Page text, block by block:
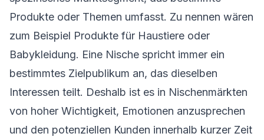
Produkte oder Themen umfasst. Zu nennen wären
zum Beispiel Produkte für Haustiere oder
Babykleidung. Eine Nische spricht immer ein
bestimmtes Zielpublikum an, das dieselben
Interessen teilt. Deshalb ist es in Nischenmärkten
von hoher Wichtigkeit, Emotionen anzusprechen
und den potenziellen Kunden innerhalb kurzer Zeit